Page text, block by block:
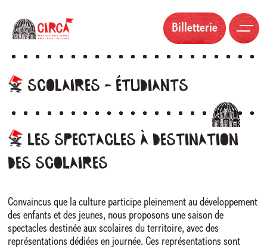
Billetterie
Scolaires – étudiants
Les spectacles à destination
des scolaires
Convaincus que la culture participe pleinement au développement
des enfants et des jeunes, nous proposons une saison de
spectacles destinée aux scolaires du territoire, avec des
représentations dédiées en journée. Ces représentations sont